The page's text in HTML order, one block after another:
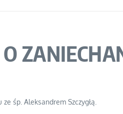
śp. Aleksandrem Szczygłą.